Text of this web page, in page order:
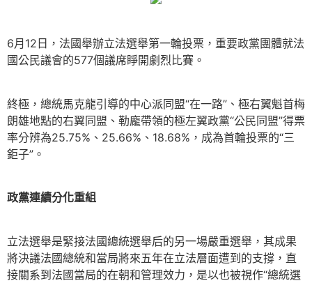
6月12日，法國舉辦立法選舉第一輪投票，重要政黨團體就法
國公民議會的577個議席睜開劇烈比賽。
終極，總統馬克龍引導的中心派同盟“在一路”、極右翼魁首梅
朗雄地點的右翼同盟、勒龐帶領的極左翼政黨“公民同盟”得票
率分辨為25.75%、25.66%、18.68%，成為首輪投票的“三
鉅子”。
政黨連續分化重組
立法選舉是緊接法國總統選舉后的另一場嚴重選舉，其成果
將決議法國總統和當局將來五年在立法層面遭到的支撐，直
接關系到法國當局的在朝和管理效力，是以也被視作“總統選